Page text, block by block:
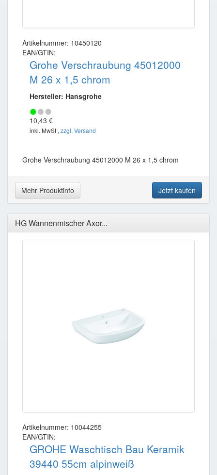
Artikelnummer: 10450120
EAN/GTIN:
Grohe Verschraubung 45012000
M 26 x 1,5 chrom
Hersteller: Hansgrohe
10,43 €
inkl. MwSt , zzgl. Versand
Grohe Verschraubung 45012000 M 26 x 1,5 chrom
Mehr Produktinfo Jetzt kaufen
HG Wannenmischer Axor...
Artikelnummer: 10044255
EAN/GTIN:
GROHE Waschtisch Bau Keramik
39440 55cm alpinweiß